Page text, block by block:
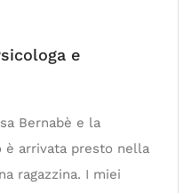
e
Bernabè e la
è arrivata presto nella
ragazzina. I miei